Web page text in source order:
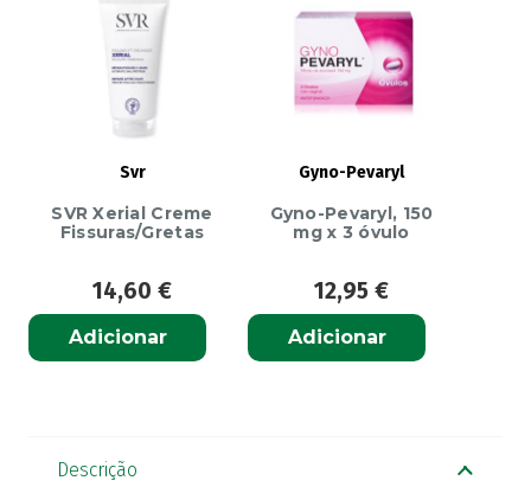
Svr
SVR Xerial Creme
Fissuras/Gretas
14,60 €
Adicionar
Gyno-Pevaryl
Gyno-Pevaryl, 150
mg x 3 óvulo
12,95 €
Adicionar
Descrição